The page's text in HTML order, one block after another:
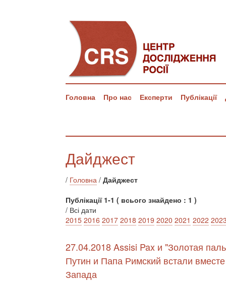
Головна Про нас Експерти Публікації
Дайджест
/ Головна / Дайджест
Публікації 1-1 ( всього знайдено : 1 )
/ Всі дати
2015 2016 2017 2018 2019 2020 2021 2022
27.04.2018 Assisi Pax и "Золотая
Путин и Папа Римский встали
Запада